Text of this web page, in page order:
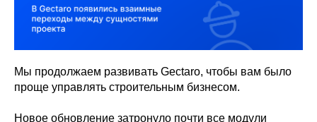
Мы продолжаем развивать Gectaro, чтобы вам было
проще управлять строительным бизнесом.
Новое обновление затронуло почти все модули